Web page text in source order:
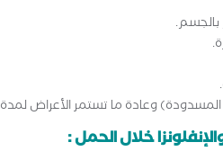
وعادة ما تستمر الأعراض لمدة 5-7 أيام.
خلال الحمل :